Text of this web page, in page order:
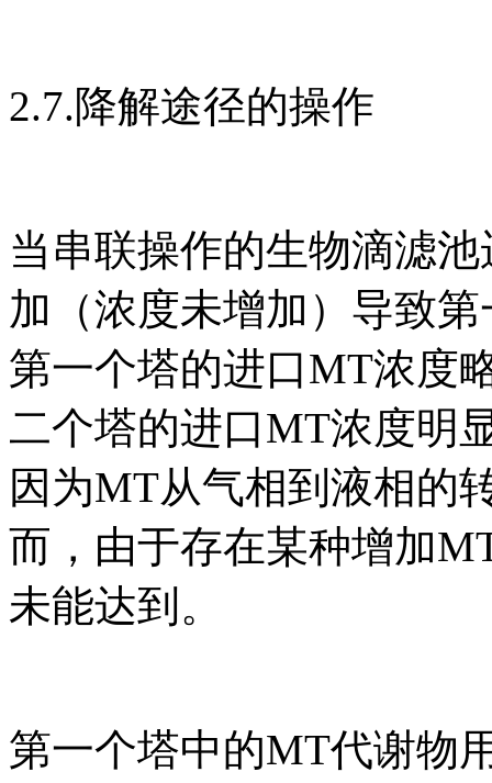
2.7.降解途径的操作
当串联操作的生物滴滤
加（浓度未增加）导致
第一个塔的进口MT浓度
二个塔的进口MT浓度明
因为MT从气相到液相的
而，由于存在某种增加
未能达到。
第一个塔中的MT代谢物